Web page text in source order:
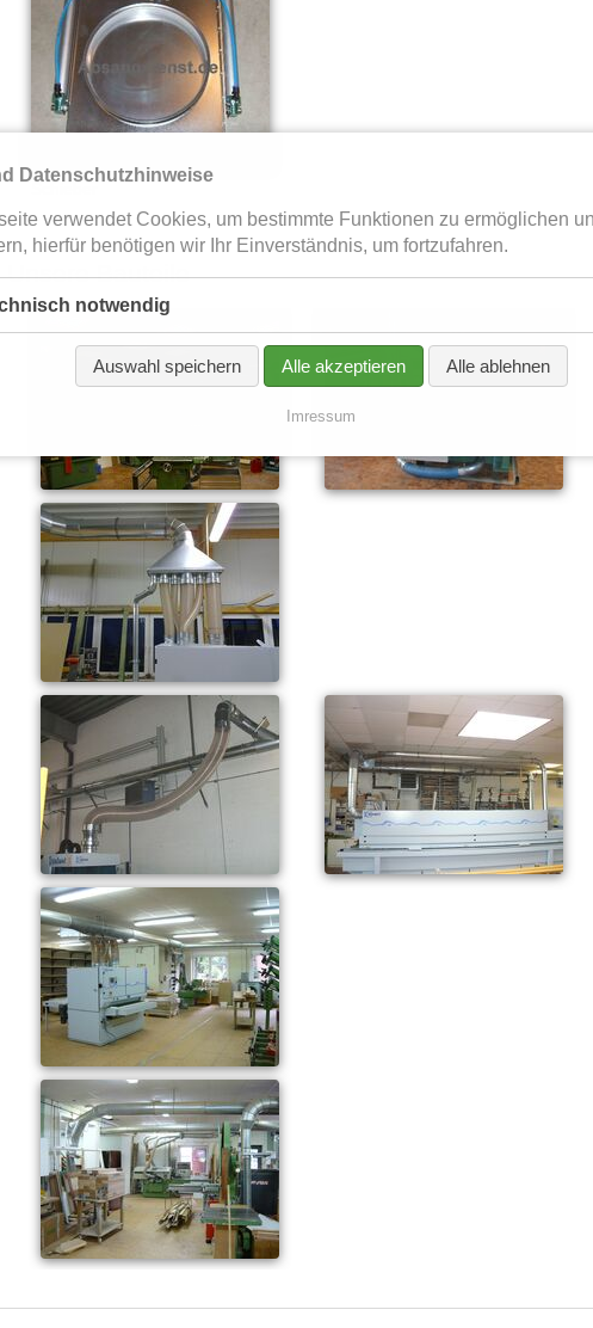
Unsere Bauteile
Datenschutzhinweise
verwendet Cookies, um bestimmte Funktionen zu ermöglichen
hierfür benötigen wir Ihr Einverständnis, um fortzufahren.
notwendig
Auswahl speichern Alle akzeptieren Alle ablehnen
Imressum